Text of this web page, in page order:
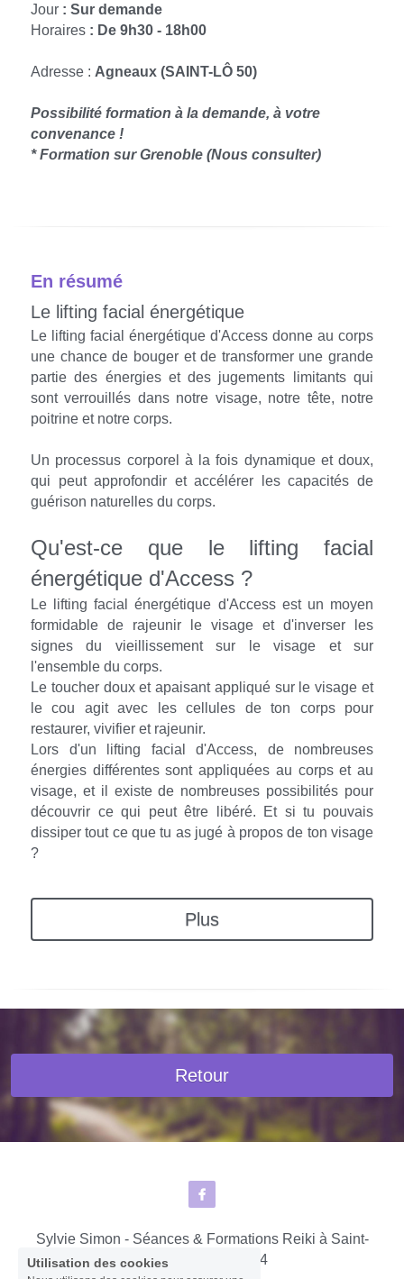
Jour : Sur demande
Horaires : De 9h30 - 18h00
Adresse : Agneaux (SAINT-LÔ 50)
Possibilité formation à la demande, à votre
convenance !​
* Formation sur Grenoble (Nous consulter)
En résumé
Le lifting facial énergétique
Le lifting facial énergétique d'Access donne au corps
une chance de bouger et de transformer une grande
partie des énergies et des jugements limitants qui
sont verrouillés dans notre visage, notre tête, notre
poitrine et notre corps.
Un processus corporel à la fois dynamique et doux,
qui peut approfondir et accélérer les capacités de
guérison naturelles du corps.
Qu'est-ce que le lifting facial
énergétique d'Access ?
Le lifting facial énergétique d'Access est un moyen
formidable de rajeunir le visage et d'inverser les
signes du vieillissement sur le visage et sur
l'ensemble du corps.
Le toucher doux et apaisant appliqué sur le visage et
le cou agit avec les cellules de ton corps pour
restaurer, vivifier et rajeunir.
Lors d'un lifting facial d'Access, de nombreuses
énergies différentes sont appliquées au corps et au
visage, et il existe de nombreuses possibilités pour
découvrir ce qui peut être libéré. Et si tu pouvais
dissiper tout ce que tu as jugé à propos de ton visage
?
Plus
Retour
Sylvie Simon - Séances & Formations Reiki à Saint-
lô - Agneaux © 2024
Utilisation des cookies